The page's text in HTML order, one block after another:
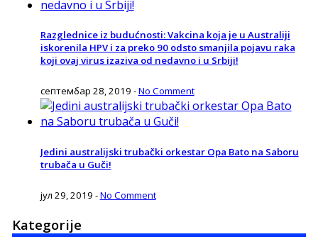
Razglednice iz budućnosti: Vakcina koja je u Australiji
iskorenila HPV i za preko 90 odsto smanjila pojavu raka
koji ovaj virus izaziva od nedavno i u Srbiji!
септембар 28, 2019 -No Comment
Jedini australijski trubački orkestar Opa Bato na Saboru
trubača u Guči!
јул 29, 2019 -No Comment
Kategorije